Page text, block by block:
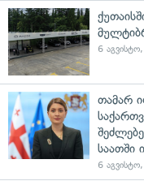
6
თამარ
საათში
6